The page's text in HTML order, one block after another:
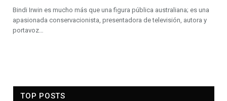
Bindi Irwin es mucho más que una figura pública australiana; es una
apasionada conservacionista, presentadora de televisión, autora y
portavoz…
TOP POSTS